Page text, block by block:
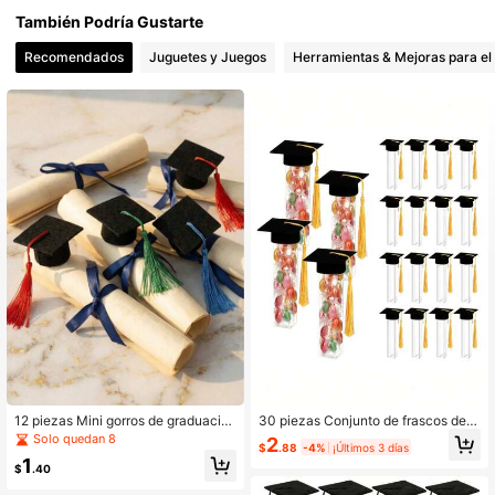
4.87 37K Seguidores
4.87 37K Seguidores
4.87 37K Seguidores
También Podría Gustarte
Recomendados Juguetes y Juegos Herramientas & Mejoras para el
12 piezas Mini gorros de graduació
n con borla para botellas, decoració
n para fiesta de graduación, tapone
s de fieltro para botellas, tapas de b
Solo quedan 8
$1 .40
30 piezas Conjunto de frascos de c
aramelos para fiesta de graduación,
incluye 15 mini birretes de graduaci
decuado para invitados y celebraci
$2.88 -4% ¡Últimos 3 días